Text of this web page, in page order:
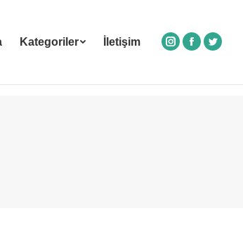
Kategoriler İletişim
Instagram
Facebook